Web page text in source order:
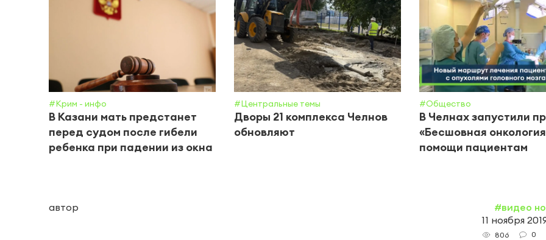
#Крим - инфо
В Казани мать предстанет
перед судом после гибели
ребенка при падении из окна
#Центральные темы
Дворы 21 комплекса Челнов
обновляют
#Общество
В Челнах запустили
«Бесшовная
помощи пациентам
автор
#видео
11 ноября
806 0